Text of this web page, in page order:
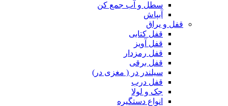
سطل و آب جمع کن
آبپاش
قفل و یراق
قفل کتابی
قفل آویز
قفل رمزدار
قفل برقی
سیلندر در ( مغزی در)
قفل درب
جک و لولا
انواع دستگیره